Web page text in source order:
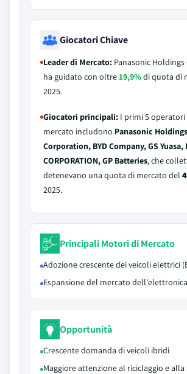
Giocatori Chiave
Leader di Mercato: Panasonic
ha guidato con oltre19,9%di quota di
2025.
Giocatori principali: I primi 5
mercato includono Panasonic Holdings
Corporation, BYD Company, GS Yuasa,
CORPORATION, GP Batteries, che
detenevano una quota di mercato del
2025.
Principali Motori di Mercato
Adozione crescente dei veicoli elettrici
Espansione del mercato
Opportunità
Crescente domanda di veicoli ibridi
Maggiore attenzione al riciclaggio e